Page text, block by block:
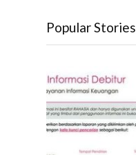
Popular Stories